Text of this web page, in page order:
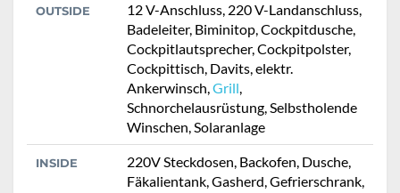
OUTSIDE
12 V-Anschluss, 220 V-Landanschluss,
Badeleiter, Biminitop, Cockpitdusche,
Cockpitlautsprecher, Cockpitpolster,
Cockpittisch, Davits, elektr.
Ankerwinsch,Grill,
Schnorchelausrüstung, Selbstholende
Winschen, Solaranlage
INSIDE
220V Steckdosen, Backofen, Dusche,
Fäkalientank, Gasherd, Gefrierschrank,